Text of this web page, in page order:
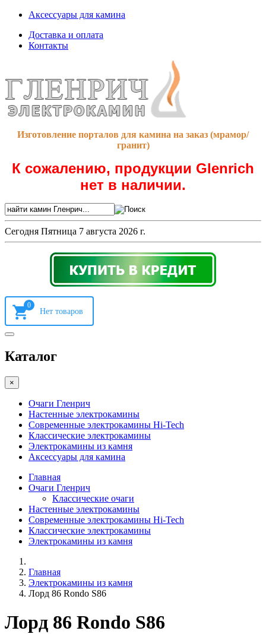
Аксессуары для камина
Доставка и оплата
Контакты
Изготовление порталов для камина на заказ (мрамор/
гранит)
К сожалению, продукции Glenrich
нет в наличии.
Сегодня Пятница 7 августа 2026 г.
0
Каталог
×
Очаги Гленрич
Настенные электрокамины
Современные электрокамины Hi-Tech
Классические электрокамины
Электрокамины из камня
Аксессуары для камина
Главная
Очаги Гленрич
Классические очаги
Настенные электрокамины
Современные электрокамины Hi-Tech
Классические электрокамины
Электрокамины из камня
Главная
Электрокамины из камня
Лорд 86 Rondo S86
Лорд 86 Rondo S86